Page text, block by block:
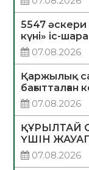
5547 әскери
күні» іс-
07.08.2026
Қаржылық
бағытталған
07.08.2026
ҚҰРЫЛТАЙ
ҮШІН
07.08.2026